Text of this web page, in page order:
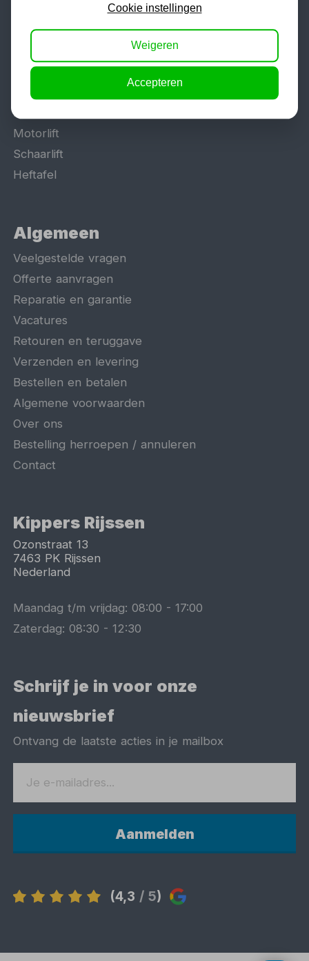
Populaire categorieën
Werkplaatsinrichting
Tig lasapparaat
Aggregaat
Hefbrug
Motorlift
Schaarlift
Heftafel
Algemeen
Veelgestelde vragen
Offerte aanvragen
Reparatie en garantie
Vacatures
Retouren en teruggave
Verzenden en levering
Bestellen en betalen
Algemene voorwaarden
Over ons
Bestelling herroepen / annuleren
Contact
Kippers Rijssen
Ozonstraat 13
7463 PK Rijssen
Nederland
Maandag t/m vrijdag:08:00 -17:00
Zaterdag:08:30 -12:30
Schrijf je in voor onze
nieuwsbrief
Ontvang de laatste acties in je mailbox
Aanmelden
(4,3 / 5)
Cookie instellingen
Weigeren
Accepteren